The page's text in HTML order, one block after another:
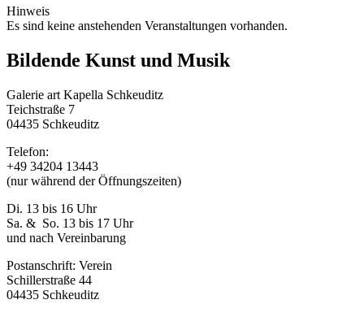
Hinweis
Es sind keine anstehenden Veranstaltungen vorhanden.
Bildende Kunst und Musik
Galerie art Kapella Schkeuditz
Teichstraße 7
04435 Schkeuditz
Telefon:
+49 34204 13443
(nur während der Öffnungszeiten)
Di. 13 bis 16 Uhr
Sa. & So. 13 bis 17 Uhr
und nach Vereinbarung
Postanschrift: Verein
Schillerstraße 44
04435 Schkeuditz